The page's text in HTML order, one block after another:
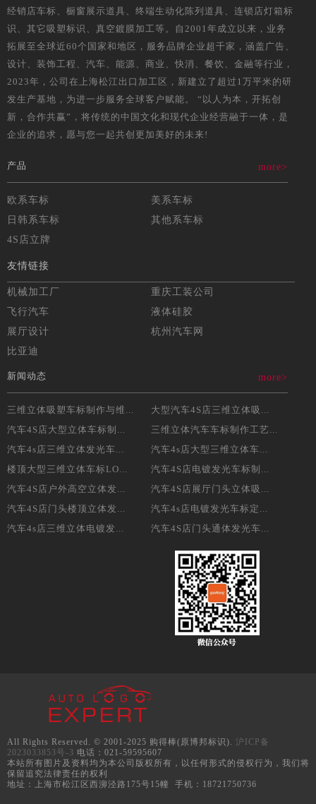
经销店车标、橱窗展示道具、终端生动化陈列道具、连锁店灯箱标
识、其它吸塑标识、真空鍍膜加工等。自2001年成立以来，业务
拓展至全球近60个国家和地区，服务品牌企业超千家，涵盖广告、
设计、装饰工程、汽车、能源、商业、快消、餐饮、金融等行业，
2023年，公司在上海松江出口加工区，新建立了超过1万平米的研
发生产基地，为进一步服务全球客户赋能。 “以人为本，开拓创
新，合作共赢”，将传统的中国文化和现代企业经营融于一体，是
企业的追求，愿与您一起共创更加美好的未来!
产品 more>
欧系车标
美系车标
日韩系车标
其他系车标
4S店立牌
友情链接
机械加工厂
重庆工装公司
飞行汽车
液体硅胶
展厅设计
杭州汽车网
比亚迪
新闻动态 more>
三维立体吸塑车标制作与维...
大型汽车4S店三维立体吸...
汽车4S店大型立体车标制...
三维立体汽车车标制作工艺...
汽车4s店三维立体发光车...
汽车4s店大型三维立体车...
楼顶大型三维立体车标LO...
汽车4S店电镀发光车标制...
汽车4S店户外高空立体发...
汽车4S店展厅门头立体吸...
汽车4S店门头楼顶立体发...
汽车4s店电镀发光车标定...
汽车4s店三维立体电镀发...
汽车4S店门头通体发光车...
All Rights Reserved. © 2001-2025 购得棒(原博邦标识). 沪ICP备
2023033853号-3 电话：021-59595607
本站所有图片及资料均为本公司版权所有，以任何形式的侵权行为，我们将
保留追究法律责任的权利
地址：上海市松江区西泖泾路175号15幢 手机：18721750736